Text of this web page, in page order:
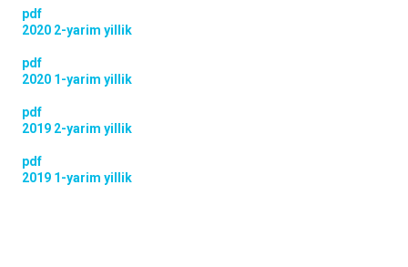
pdf
2020 2-yarim yillik
pdf
2020 1-yarim yillik
pdf
2019 2-yarim yillik
pdf
2019 1-yarim yillik